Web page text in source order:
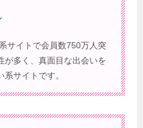
サイトで会員数750万人突
が多く、真面目な出会いを
サイトです。